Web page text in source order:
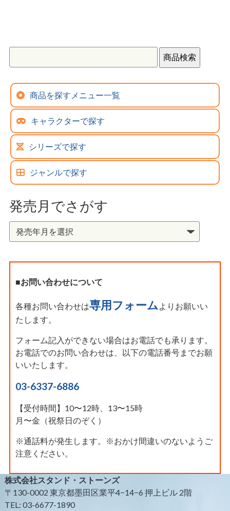
商品を探すメニュー一覧
キャラクターで探す
シリーズで探す
ジャンルで探す
発売月でさがす
■お問い合わせについて
各種お問い合わせは専用フォーム よりお願いい
たします。
フォーム記入ができない場合はお電話でも承ります。
お電話でのお問い合わせは、以下の電話番号までお願
いいたします。
03-6337-6886
【受付時間】10〜12時、13〜15時
月〜金（祝祭日のぞく）
※通話料が発生します。※おかけ間違いのないようご
注意ください。
株式会社スタンド・ストーンズ
〒130-0002 東京都墨田区業平4−14−6 押上ビル 2階
TEL: 03-6677-1890